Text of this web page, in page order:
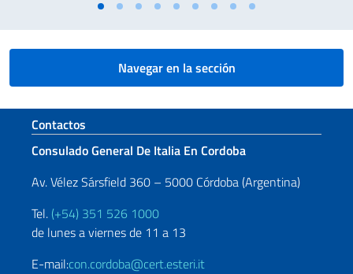
Navegar en la sección
Sezione footer
Contactos
Consulado General De Italia En Cordoba
Av. Vélez Sársfield 360 – 5000 Córdoba (Argentina)
Tel. (+54) 351 526 1000
de lunes a viernes de 11 a 13
E-mail:con.cordoba@cert.esteri.it